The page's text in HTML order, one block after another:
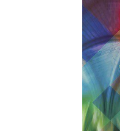
Schrijf hieronder je